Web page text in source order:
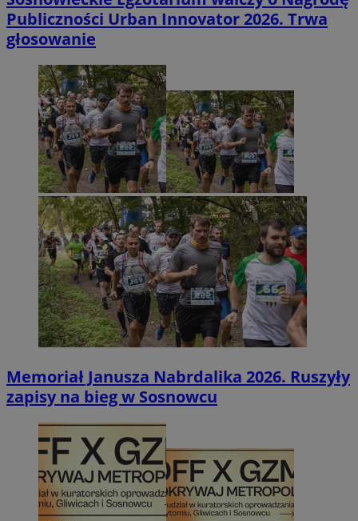
Publiczności Urban Innovator 2026. Trwa
głosowanie
Memoriał Janusza Nabrdalika 2026. Ruszyły
zapisy na bieg w Sosnowcu